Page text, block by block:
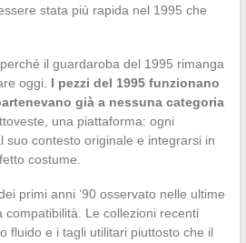
stata più rapida nel 1995 che
il guardaroba del 1995 rimanga
oggi. I pezzi del 1995 funzionano
già a nessuna categoria
una piattaforma: ogni
suo contesto originale e integrarsi in
costume.
primi anni ’90 osservato nelle ultime
compatibilità. Le collezioni recenti
fluido e i tagli utilitari piuttosto che il